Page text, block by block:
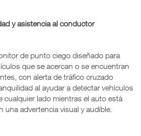
y asistencia al conductor
de punto ciego diseñado para
que se acercan o se encuentran
con alerta de tráfico cruzado
al ayudar a detectar vehículos
cualquier lado mientras el auto está
una advertencia visual y audible.